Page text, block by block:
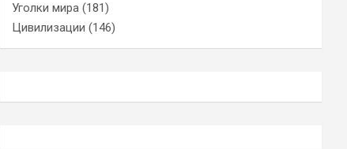
Уголки мира (181)
Цивилизации (146)